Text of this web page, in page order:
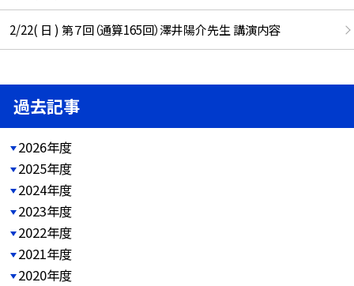
2/22( 日 ) 第７回（通算165回）澤井陽介先生 講演内容
過去記事
2026年度
2025年度
2024年度
2023年度
2022年度
2021年度
2020年度